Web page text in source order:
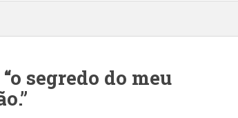
segredo do meu